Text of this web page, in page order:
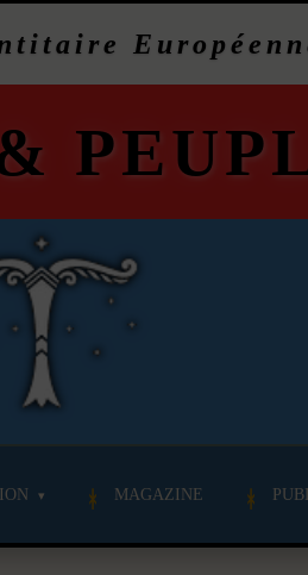
MAGAZINE